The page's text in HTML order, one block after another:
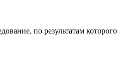
по результатам